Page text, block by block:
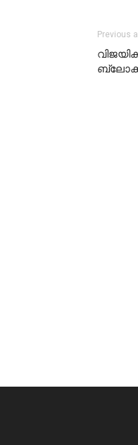
Previous